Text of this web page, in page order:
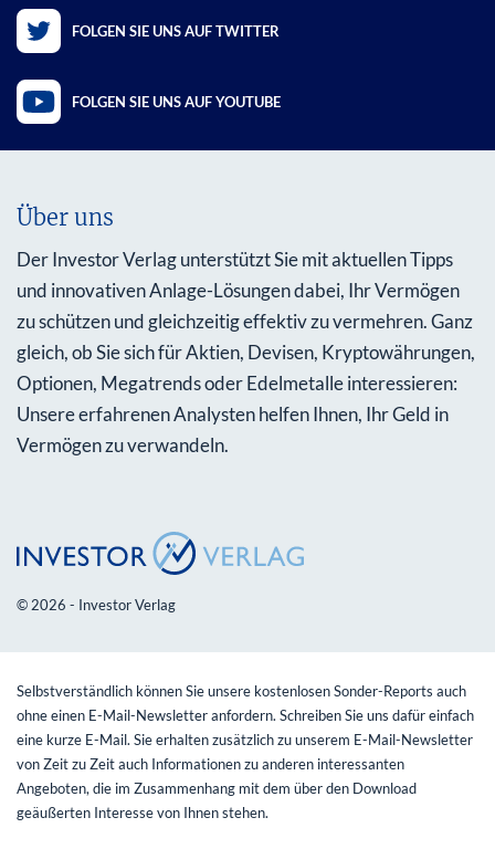
FOLGEN SIE UNS AUF TWITTER
FOLGEN SIE UNS AUF YOUTUBE
Über uns
Der Investor Verlag unterstützt Sie mit aktuellen Tipps
und innovativen Anlage-Lösungen dabei, Ihr Vermögen
zu schützen und gleichzeitig effektiv zu vermehren. Ganz
gleich, ob Sie sich für Aktien, Devisen, Kryptowährungen,
Optionen, Megatrends oder Edelmetalle interessieren:
Unsere erfahrenen Analysten helfen Ihnen, Ihr Geld in
Vermögen zu verwandeln.
© 2026 - Investor Verlag
Selbstverständlich können Sie unsere kostenlosen Sonder-Reports auch
ohne einen E-Mail-Newsletter anfordern. Schreiben Sie uns dafür einfach
eine kurze E-Mail. Sie erhalten zusätzlich zu unserem E-Mail-Newsletter
von Zeit zu Zeit auch Informationen zu anderen interessanten
Angeboten, die im Zusammenhang mit dem über den Download
geäußerten Interesse von Ihnen stehen.